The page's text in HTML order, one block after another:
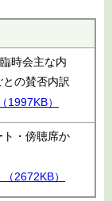
時会主な内
の賛否内訳
（1997KB）
・傍聴席か
（2672KB）